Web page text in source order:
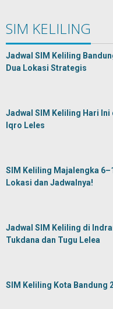
SIM KELILING
Jadwal SIM Keliling
Dua Lokasi Strategis
Jadwal SIM Keliling Hari Ini
Iqro Leles
SIM Keliling Majalengka
Lokasi dan Jadwalnya!
Jadwal SIM Keliling di
Tukdana dan Tugu Lelea
SIM Keliling Kota Bandung